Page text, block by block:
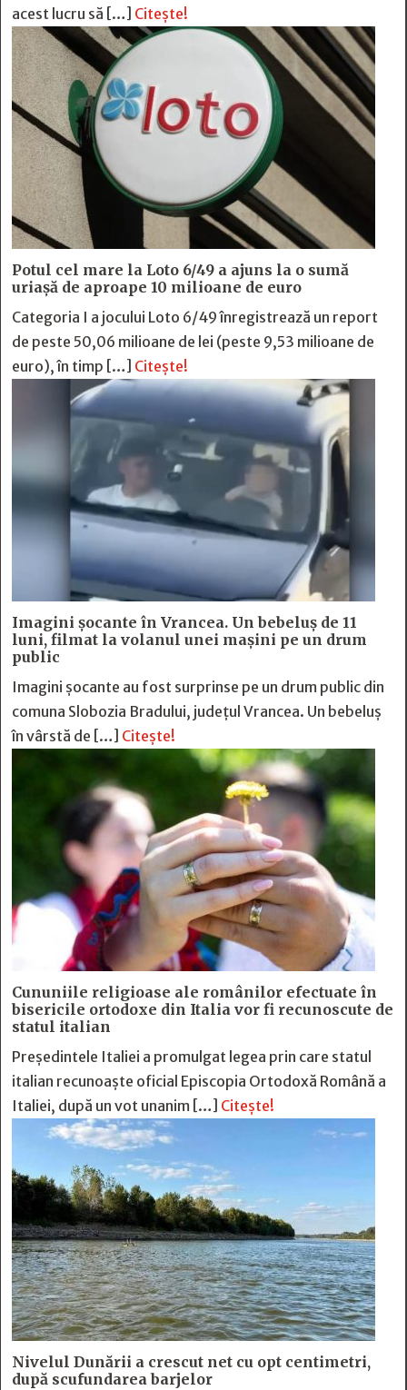
acest lucru să […] Citește!
Potul cel mare la Loto 6/49 a ajuns la o sumă
uriașă de aproape 10 milioane de euro
Categoria I a jocului Loto 6/49 înregistrează un report
de peste 50,06 milioane de lei (peste 9,53 milioane de
euro), în timp […] Citește!
Imagini șocante în Vrancea. Un bebeluș de 11
luni, filmat la volanul unei mașini pe un drum
public
Imagini șocante au fost surprinse pe un drum public din
comuna Slobozia Bradului, județul Vrancea. Un bebeluș
în vârstă de […] Citește!
Cununiile religioase ale românilor efectuate în
bisericile ortodoxe din Italia vor fi recunoscute de
statul italian
Președintele Italiei a promulgat legea prin care statul
italian recunoaște oficial Episcopia Ortodoxă Română a
Italiei, după un vot unanim […] Citește!
Nivelul Dunării a crescut net cu opt centimetri,
după scufundarea barjelor